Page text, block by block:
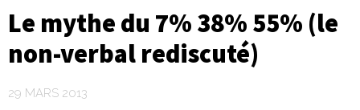
Le mythe du 7% 38% 55% (le
non-verbal rediscuté)
29 MARS 2013